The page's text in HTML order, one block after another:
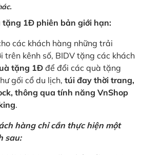
tặng 1Đ phiên bản giới hạn:
các khách hàng những trải
trên kênh số, BIDV tặng các khách
tặng 1Đ để đổi các quà tặng
gối cổ du lịch, túi đay thời trang,
thông qua tính năng VnShop
.
hàng chỉ cần thực hiện một
sau: